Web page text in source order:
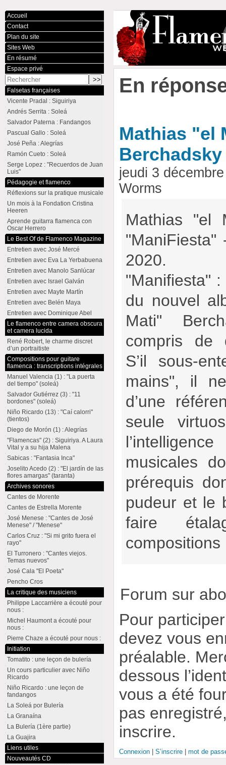
En
Mathias "el
jeudi 3
Worms
Mathias "el
"ManiFiesta"
2020.
"Manifiesta"
du nouvel
Mati"
compris de
S’il sous-
mains", il
d’une
seule
musicales
prérequis
pudeur et le
faire
Forum sur
Pour
devez vous
préalable.
dessous
vous a été
pas
inscrire.
Connexion |S’inscrire |mot de
Accueil
Contact
Plan du site
Sites Web
En résumé
Espace privé
Falsetas françaises
Vicente Pradal : Siguiriya
Andrés Serrita : Soleá
Salvador Paterna : Fandangos
Pascual Gallo : Soleá
José Peña : Alegrías
Ramón Cueto : Soleá
Serge Lopez : "Recuerdos de Juan
Luis"
Pédagogie et flamenco
Réflexions sur la pratique musicale
Un mois à la Fondation Cristina
Heeren
Aprende guitarra flamenca con
Oscar Herrero
Le Best Of de Flamenco Magazine
Entretien avec José Mercé
Entretien avec Eva La Yerbabuena
Entretien avec Manolo Sanlúcar
Entretien avec Israel Galván
Entretien avec Mayte Martín
Entretien avec Belén Maya
Entretien avec Dominique Abel
Le flamenco entre camera obscura
et camera lucida
René Robert, le charme discret
d’un portraitiste
Compositions pour guitare
flamenca : transcriptions intégrales
Manuel Valencia (1) : "La puerta
del tiempo" (soleá)
Salvador Gutiérrez (3) : "11
bordones" (soleá)
Niño Ricardo (13) : "Caí calorri"
(tientos)
Diego de Morón (1) : Alegrías
"Flamencas" (2) : Siguiriya. A Laura
Vital y a su hija Malena
Sabicas : "Fantasia Inca"
Joselito Acedo (2) : "El jardín de las
flores amargas" (taranta)
Archives sonores
Cantes de Morente
Cantes de Estrella Morente
José Menese : "Cantes de José
Menese" / "Menese"
Carlos Cruz : "Si mi grito fuera el
rayo"
El Turronero : "Cantes viejos.
Temas nuevos"
José Cala "El Poeta"
Pencho Cros
La critique des musiciens
Philippe Laccarrière a écouté pour
nous :
Michel Haumont a écouté pour
nous :
Pierre Chaze a écouté pour nous :
Initiation
Tomatito : une leçon de bulería
Un cours particulier avec Niño
Ricardo
Niño Ricardo : une leçon de
fandangos
La Soleá por Bulería
La Granaína
La Bulería (1ère partie)
La Guajira
Liens utiles
Nouveautés CD